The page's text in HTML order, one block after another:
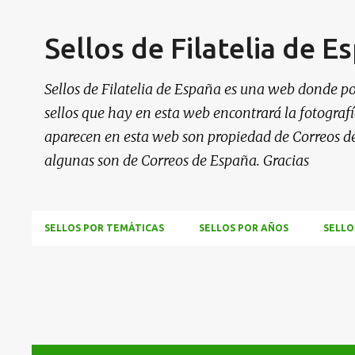
Sellos de Filatelia de
Sellos de Filatelia de España es una web donde
sellos que hay en esta web encontrará la
aparecen en esta web son propiedad de Correos
algunas son de Correos de España. Gracias
SELLOS POR TEMÁTICAS SELLOS POR AÑOS